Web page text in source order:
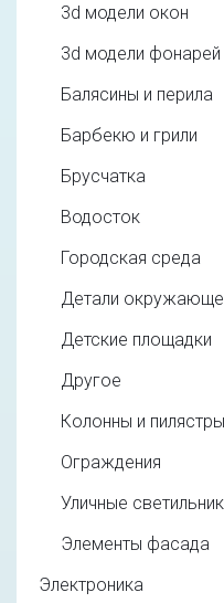
3d модели окон
3d модели фонарей
Балясины и перила
Барбекю и грили
Брусчатка
Водосток
Городская среда
Детали
Детские площадки
Другое
Колонны и пилястры
Ограждения
Уличные
Элементы фасада
Электроника